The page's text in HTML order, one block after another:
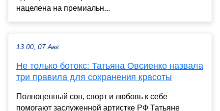
нацелена на премиальн...
13:00, 07 Авг
Не только ботокс: Татьяна Овсиенко назвала
три правила для сохранения красоты
Полноценный сон, спорт и любовь к себе
помогают заслуженной артистке РФ Татьяне